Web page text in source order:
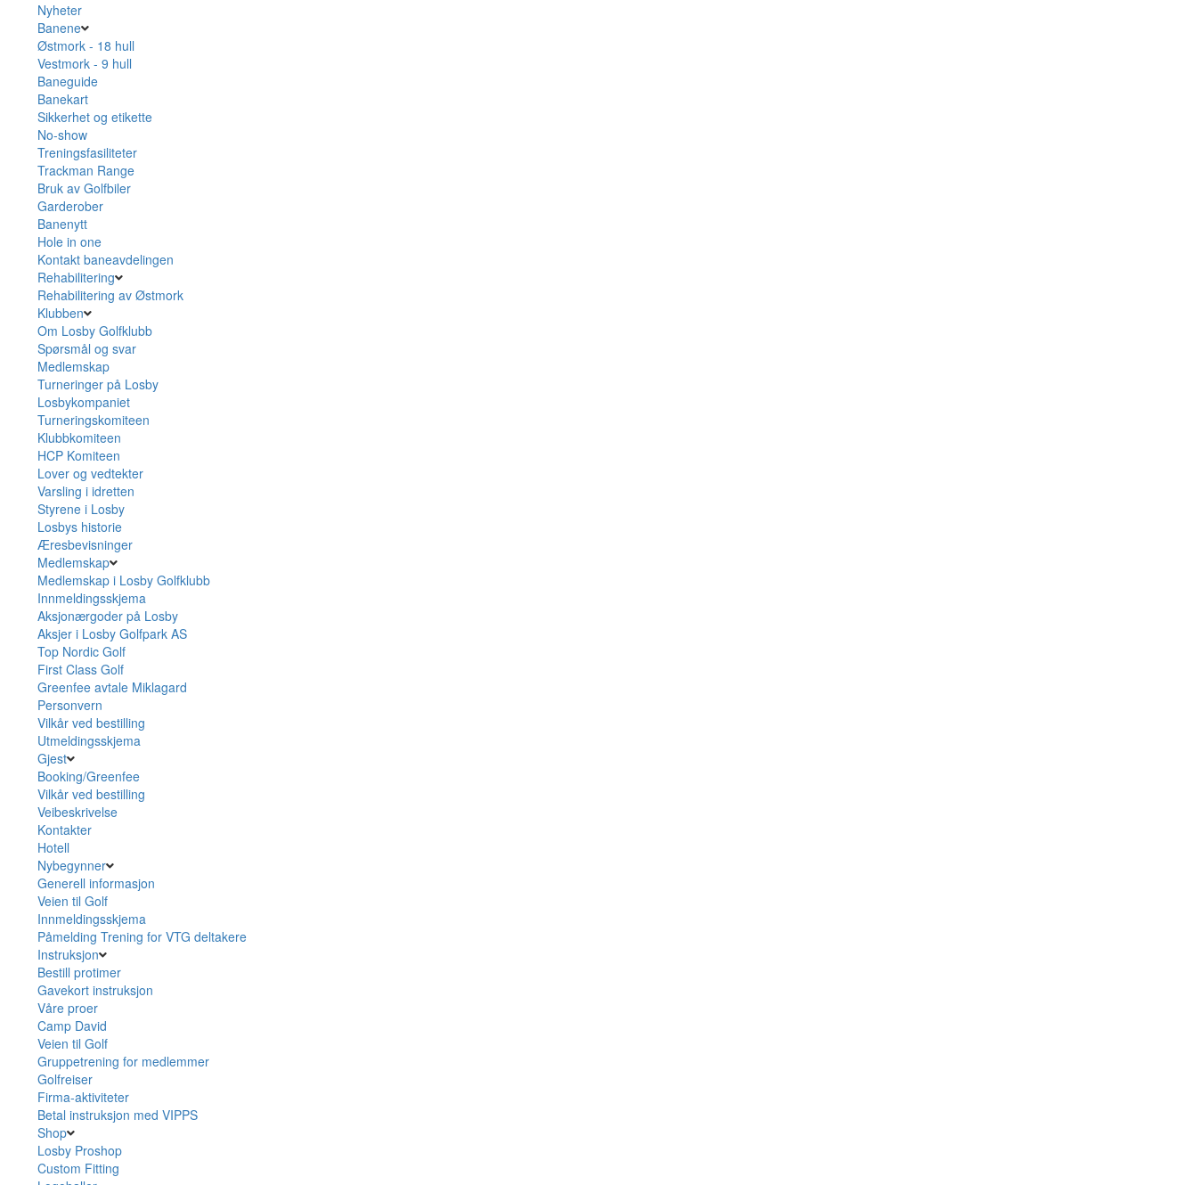
Nyheter
Banene
Østmork - 18 hull
Vestmork - 9 hull
Baneguide
Banekart
Sikkerhet og etikette
No-show
Treningsfasiliteter
Trackman Range
Bruk av Golfbiler
Garderober
Banenytt
Hole in one
Kontakt baneavdelingen
Rehabilitering
Rehabilitering av Østmork
Klubben
Om Losby Golfklubb
Spørsmål og svar
Medlemskap
Turneringer på Losby
Losbykompaniet
Turneringskomiteen
Klubbkomiteen
HCP Komiteen
Lover og vedtekter
Varsling i idretten
Styrene i Losby
Losbys historie
Æresbevisninger
Medlemskap
Medlemskap i Losby Golfklubb
Innmeldingsskjema
Aksjonærgoder på Losby
Aksjer i Losby Golfpark AS
Top Nordic Golf
First Class Golf
Greenfee avtale Miklagard
Personvern
Vilkår ved bestilling
Utmeldingsskjema
Gjest
Booking/Greenfee
Vilkår ved bestilling
Veibeskrivelse
Kontakter
Hotell
Nybegynner
Generell informasjon
Veien til Golf
Innmeldingsskjema
Påmelding Trening for VTG deltakere
Instruksjon
Bestill protimer
Gavekort instruksjon
Våre proer
Camp David
Veien til Golf
Gruppetrening for medlemmer
Golfreiser
Firma-aktiviteter
Betal instruksjon med VIPPS
Shop
Losby Proshop
Custom Fitting